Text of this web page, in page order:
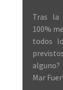
Tras la
100%
todos
Mar